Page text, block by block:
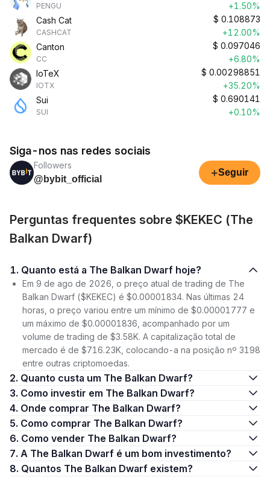
PENGU
+1.50%
Cash Cat
CASHCAT
$ 0.108873
+12.00%
Canton
CC
$ 0.097046
+6.80%
IoTeX
IOTX
$ 0.00298851
+35.20%
Sui
SUI
$ 0.690141
+0.10%
Siga-nos nas redes sociais
Followers
@bybit_official
+Seguir
Perguntas frequentes sobre $KEKEC (The
Balkan Dwarf)
1. Quanto está a The Balkan Dwarf hoje?
Em 9 de ago de 2026, o preço atual de trading de The
Balkan Dwarf ($KEKEC) é $0.00001834. Nas últimas 24
horas, o preço variou entre um mínimo de $0.00001777 e
um máximo de $0.00001836, acompanhado por um
volume de trading de $3.58K. A capitalização total de
mercado é de $716.23K, colocando-a na posição nº 3198
entre outras criptomoedas.
2. Quanto custa um The Balkan Dwarf?
3. Como investir em The Balkan Dwarf?
4. Onde comprar The Balkan Dwarf?
5. Como comprar The Balkan Dwarf?
6. Como vender The Balkan Dwarf?
7. A The Balkan Dwarf é um bom investimento?
8. Quantos The Balkan Dwarf existem?